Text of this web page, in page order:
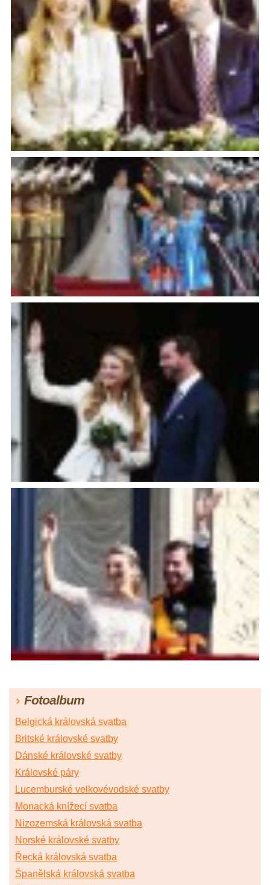
Fotoalbum
Belgická královská svatba
Britské královské svatby
Dánské královské svatby
Královské páry
Lucemburské velkovévodské svatby
Monacká knížecí svatba
Nizozemská královská svatba
Norské královské svatby
Řecká královská svatba
Španělská královská svatba